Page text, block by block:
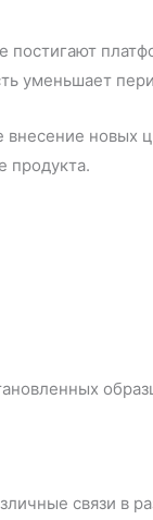
уменьшает
продукта.
связи в